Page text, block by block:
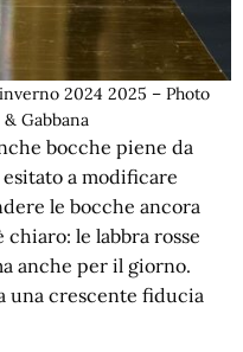
2024 2025 – Photo
Gabbana
bocche piene da
a modificare
le bocche ancora
le labbra rosse
anche per il giorno.
una crescente fiducia